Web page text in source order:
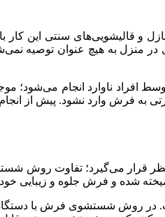
قالیشویی‌های سنتی این کار
در منزل به هیچ عنوان توصیه
افراد ناوارد انجام
به فرش وارد نشود. پیش از
قرار می‌گیرد؛ تفاوت
شده و فرش جلوه و زیبایی
در روش شستشوی فرش با